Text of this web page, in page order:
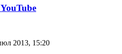
2013, 15:20